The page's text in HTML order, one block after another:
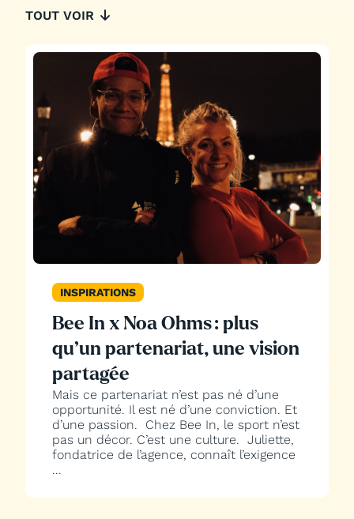
TOUT VOIR
INSPIRATIONS
Bee In x Noa Ohms : plus
qu’un partenariat, une vision
partagée
Mais ce partenariat n’est pas né d’une
opportunité. Il est né d’une conviction. Et
d’une passion. Chez Bee In, le sport n’est
pas un décor. C’est une culture. Juliette,
fondatrice de l’agence, connaît l’exigence
...